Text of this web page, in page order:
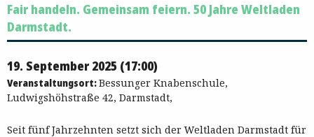
Inhalt
springen
Fair handeln. Gemeinsam feiern. 50 Jahre Weltladen
Darmstadt.
19. September 2025 (17:00)
Veranstaltungsort:Bessunger Knabenschule,
Ludwigshöhstraße 42, Darmstadt,
Seit fünf Jahrzehnten setzt sich der Weltladen Darmstadt für